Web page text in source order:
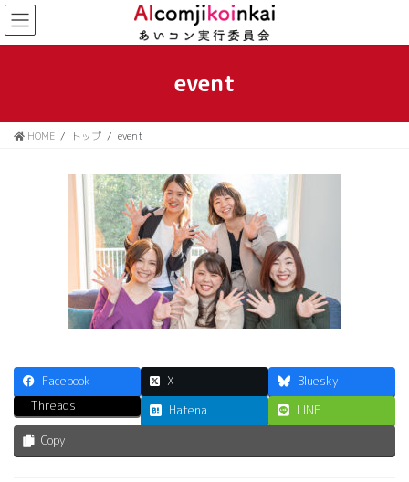
コ
ン
テ
移
ナ
ビ
ゲ
ン
event
HOME トップ event
Facebook X
Bluesky
Threads
Hatena
LINE
Copy